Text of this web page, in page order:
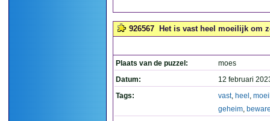
926567 Het is vast heel moeilijk om
Plaats van de puzzel:
moes
Datum:
12 februari
Tags:
vast, heel ,
geheim,